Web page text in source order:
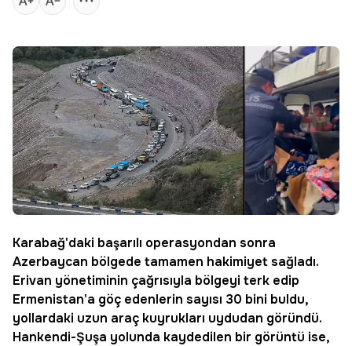
Karabağ'daki başarılı operasyondan sonra
Azerbaycan bölgede tamamen hakimiyet sağladı.
Erivan yönetiminin çağrısıyla bölgeyi terk edip
Ermenistan'a göç edenlerin sayısı 30 bini buldu,
yollardaki uzun araç kuyrukları uydudan göründü.
Hankendi-Şuşa yolunda kaydedilen bir görüntü ise,